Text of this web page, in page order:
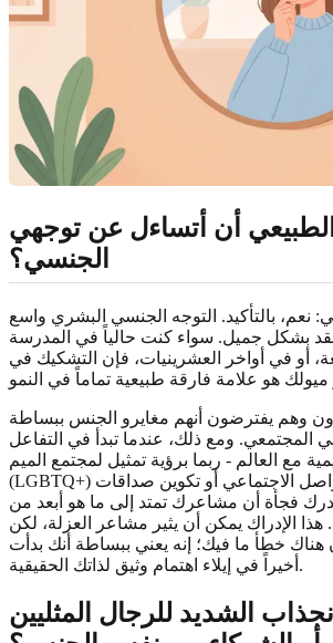
أن أتساءل عن توجهي
الجنسي؟
نعم، بالتأكيد. التوجه الجنسي البشري واسع
بشكل جميل. سواء كنت حالياً في المدرسة
أو في أواخر العشرينيات، فإن التشكيك في
وهم يفترضون أنهم مغايرو الجنس ببساطة
المجتمعي. ومع ذلك، عندما تبدأ في التفاعل
مع العالم - ربما برؤية تمثيل لمجتمع الميم
(LGBTQ+) على وسائل التواصل الاجتماعي أو تكوين صداقات
فجأة أن مشاعرك تمتد إلى ما هو أبعد من
هذا الإدراك يمكن أن يثير مشاعر العزلة، لكن
هناك خطأ ما فيك؛ إنه يعني ببساطة أنك بدأت
أخيراً في إيلاء اهتمام وثيق لذاتك الحقيقية.
الشديد للرجال المثليين